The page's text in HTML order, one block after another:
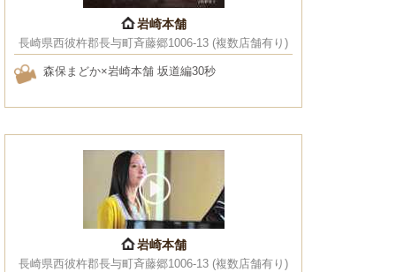
岩崎本舗
長崎県西彼杵郡長与町斉藤郷1006-13 (複数店舗有り)
森保まどか×岩崎本舗 坂道編30秒
岩崎本舗
長崎県西彼杵郡長与町斉藤郷1006-13 (複数店舗有り)